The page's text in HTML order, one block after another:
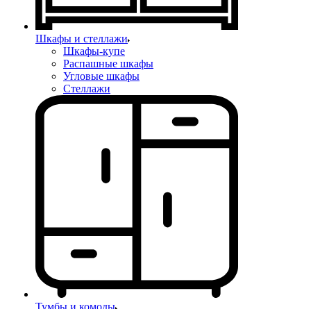
Шкафы и стеллажи
Шкафы-купе
Распашные шкафы
Угловые шкафы
Стеллажи
Тумбы и комоды